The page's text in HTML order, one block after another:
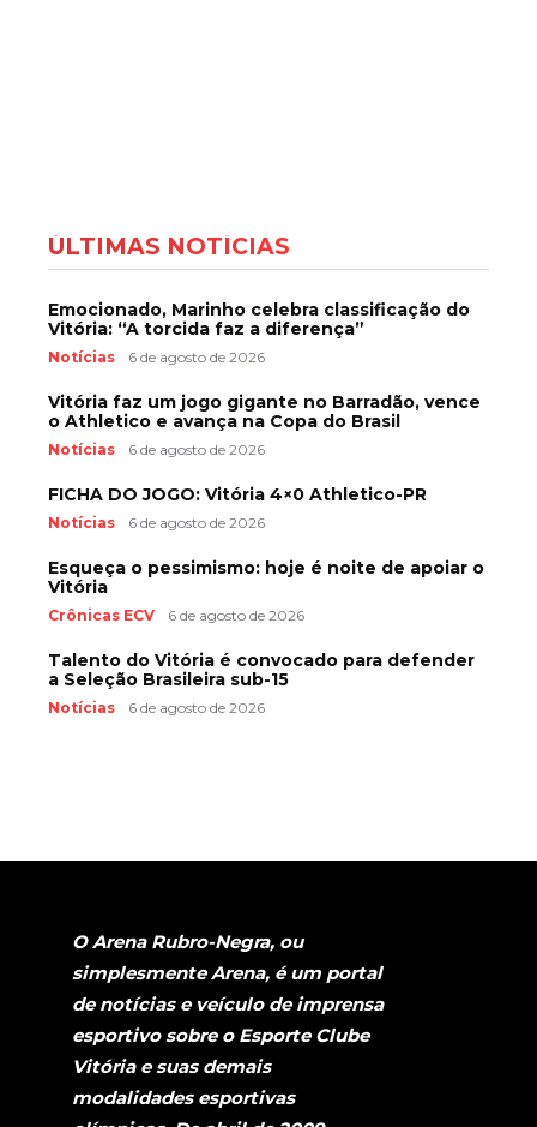
ÚLTIMAS NOTÍCIAS
Emocionado, Marinho celebra classificação do
Vitória: “A torcida faz a diferença”
Notícias 6 de agosto de 2026
Vitória faz um jogo gigante no Barradão, vence
o Athletico e avança na Copa do Brasil
Notícias 6 de agosto de 2026
FICHA DO JOGO: Vitória 4×0 Athletico-PR
Notícias 6 de agosto de 2026
Esqueça o pessimismo: hoje é noite de apoiar o
Vitória
Crônicas ECV 6 de agosto de 2026
Talento do Vitória é convocado para defender
a Seleção Brasileira sub-15
Notícias 6 de agosto de 2026
O Arena Rubro-Negra, ou
simplesmente Arena, é um portal
de notícias e veículo de imprensa
esportivo sobre o Esporte Clube
Vitória e suas demais
modalidades esportivas